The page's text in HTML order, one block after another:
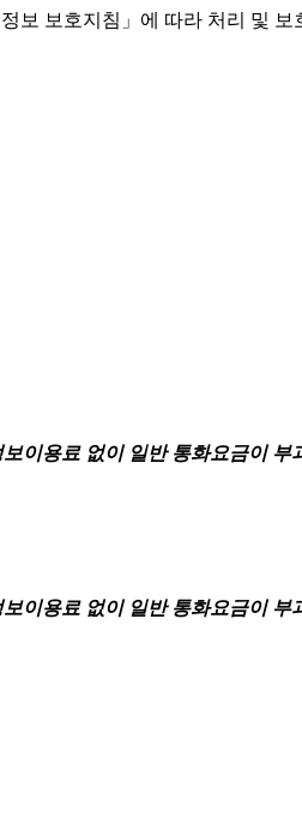
보 보호지침」에 따라 처리 및 보
보이용료 없이 일반 통화요금이 부
보이용료 없이 일반 통화요금이 부